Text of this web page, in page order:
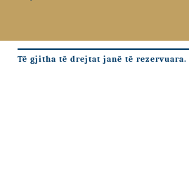
Të gjitha të drejtat janë të